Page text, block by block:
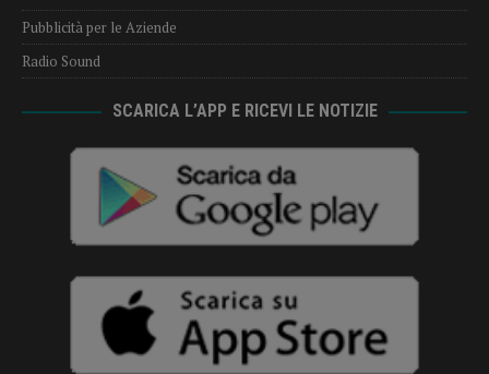
Pubblicità per le Aziende
Radio Sound
SCARICA L’APP E RICEVI LE NOTIZIE